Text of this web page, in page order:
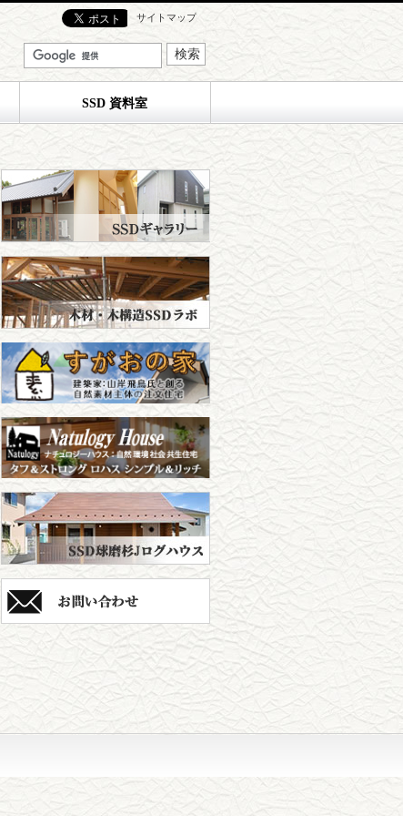
サイトマップ
SSD 資料室